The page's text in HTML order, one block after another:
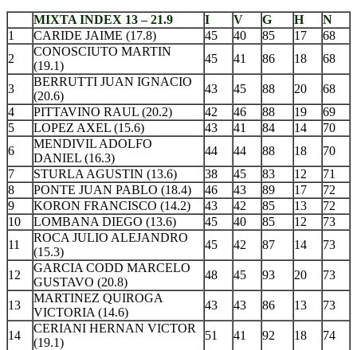
MIXTA INDEX 13 – 21.9 I V G H
N
1
CARIDE JAIME (17.8) 45 40 85 17
68
2
CONOSCIUTO MARTIN
(19.1)
45 41 86 18 68
3
BERRUTTI JUAN IGNACIO
(20.6)
43 45 88 20
68
4
PITTAVINO RAUL (20.2) 42 46 88 19
69
5
LOPEZ AXEL (15.6) 43 41 84 14
70
6
MENDIVIL ADOLFO
DANIEL (16.3)
44 44 88 18
70
7
STURLA AGUSTIN (13.6) 38 45 83 12
71
8
PONTE JUAN PABLO (18.4) 46 43 89 17
72
9
KORON FRANCISCO (14.2) 43 42 85 13
72
10
LOMBANA DIEGO (13.6) 45 40 85 12
73
11
ROCA JULIO ALEJANDRO
(15.3)
45 42 87 14 73
12
GARCIA CODD MARCELO
GUSTAVO (20.8)
48 45 93 20 73
13
MARTINEZ QUIROGA
VICTORIA (14.6)
43 43 86 13 73
14
CERIANI HERNAN VICTOR
(19.1)
51 41 92 18 74